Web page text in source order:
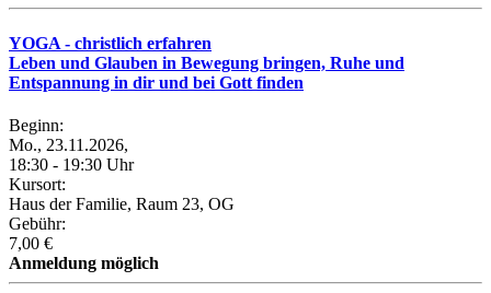
YOGA - christlich erfahren
Leben und Glauben in Bewegung bringen, Ruhe und
Entspannung in dir und bei Gott finden
Beginn:
Mo., 23.11.2026,
18:30 - 19:30 Uhr
Kursort:
Haus der Familie, Raum 23, OG
Gebühr:
7,00 €
Anmeldung möglich